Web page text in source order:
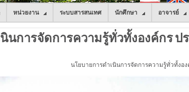
หน่วยงาน ระบบสารสนเทศ นักศึกษา อาจารย์
นการจัดการความรู้ทั่วทั้งองค์กร ป
นโยบายการดำเนินการจัดการความรู้ทั่วทั้งอ